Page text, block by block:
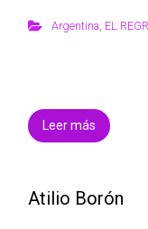
Argentina EL
Leer más
Atilio Borón